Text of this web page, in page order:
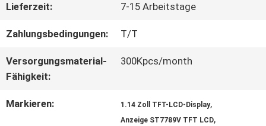
BITTE UM
EIN
ANGEBOT
SITEMAP
Lieferzeit: 7-15 Arbeitstage
Zahlungsbedingungen: T/T
Versorgungsmaterial-
Fähigkeit:
300Kpcs/month
Markieren: 1.14 Zoll TFT-LCD-Display,
Anzeige ST7789V TFT LCD,